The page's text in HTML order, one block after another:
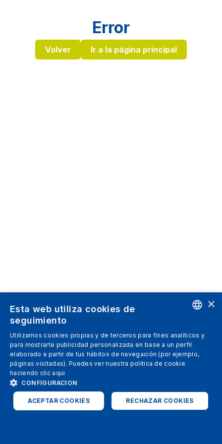
Error
Volver Ir a la página principal
SPANISH
ITALIAN
ENGLISH
×
Esta web utiliza cookies de
seguimiento
Utilizamos cookies propias y de terceros para fines analíticos y
para mostrarte publicidad personalizada en base a un perfil
elaborado a partir de tus hábitos de navegación (por ejemplo,
páginas visitadas). Puedes ver nuestra politica de cookie
haciendo clic aqui
CONFIGURACION
ACEPTAR COOKIES RECHAZAR COOKIES